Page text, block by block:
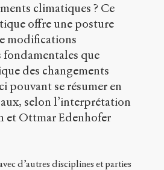
climatiques ? Ce
offre une posture
modifications
que
des changements
pouvant se résumer en
selon l’interprétation
et Ottmar Edenhofer
d’autres disciplines et parties